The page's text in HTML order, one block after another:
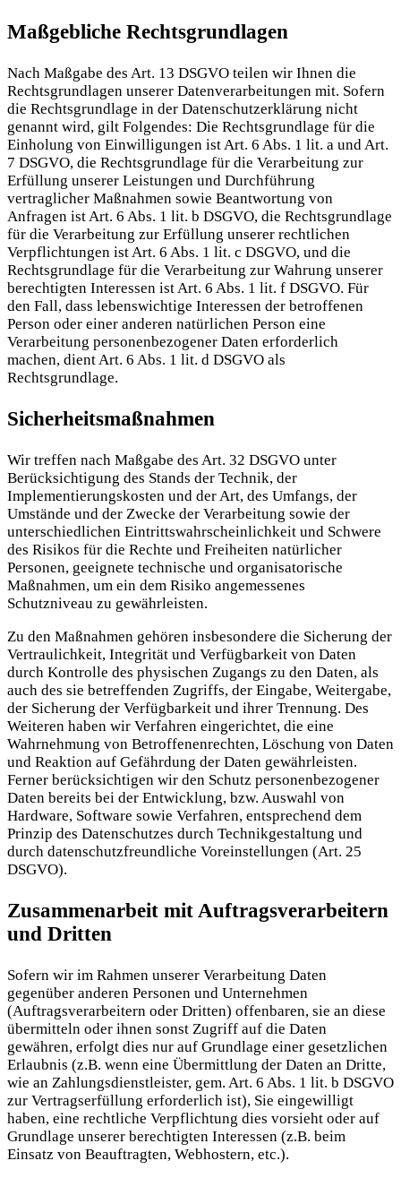
Maßgebliche Rechtsgrundlagen
Nach Maßgabe des Art. 13 DSGVO teilen wir Ihnen die
Rechtsgrundlagen unserer Datenverarbeitungen mit. Sofern
die Rechtsgrundlage in der Datenschutzerklärung nicht
genannt wird, gilt Folgendes: Die Rechtsgrundlage für die
Einholung von Einwilligungen ist Art. 6 Abs. 1 lit. a und Art.
7 DSGVO, die Rechtsgrundlage für die Verarbeitung zur
Erfüllung unserer Leistungen und Durchführung
vertraglicher Maßnahmen sowie Beantwortung von
Anfragen ist Art. 6 Abs. 1 lit. b DSGVO, die Rechtsgrundlage
für die Verarbeitung zur Erfüllung unserer rechtlichen
Verpflichtungen ist Art. 6 Abs. 1 lit. c DSGVO, und die
Rechtsgrundlage für die Verarbeitung zur Wahrung unserer
berechtigten Interessen ist Art. 6 Abs. 1 lit. f DSGVO. Für
den Fall, dass lebenswichtige Interessen der betroffenen
Person oder einer anderen natürlichen Person eine
Verarbeitung personenbezogener Daten erforderlich
machen, dient Art. 6 Abs. 1 lit. d DSGVO als
Rechtsgrundlage.
Sicherheitsmaßnahmen
Wir treffen nach Maßgabe des Art. 32 DSGVO unter
Berücksichtigung des Stands der Technik, der
Implementierungskosten und der Art, des Umfangs, der
Umstände und der Zwecke der Verarbeitung sowie der
unterschiedlichen Eintrittswahrscheinlichkeit und Schwere
des Risikos für die Rechte und Freiheiten natürlicher
Personen, geeignete technische und organisatorische
Maßnahmen, um ein dem Risiko angemessenes
Schutzniveau zu gewährleisten.
Zu den Maßnahmen gehören insbesondere die Sicherung der
Vertraulichkeit, Integrität und Verfügbarkeit von Daten
durch Kontrolle des physischen Zugangs zu den Daten, als
auch des sie betreffenden Zugriffs, der Eingabe, Weitergabe,
der Sicherung der Verfügbarkeit und ihrer Trennung. Des
Weiteren haben wir Verfahren eingerichtet, die eine
Wahrnehmung von Betroffenenrechten, Löschung von Daten
und Reaktion auf Gefährdung der Daten gewährleisten.
Ferner berücksichtigen wir den Schutz personenbezogener
Daten bereits bei der Entwicklung, bzw. Auswahl von
Hardware, Software sowie Verfahren, entsprechend dem
Prinzip des Datenschutzes durch Technikgestaltung und
durch datenschutzfreundliche Voreinstellungen (Art. 25
DSGVO).
Zusammenarbeit mit Auftragsverarbeitern
und Dritten
Sofern wir im Rahmen unserer Verarbeitung Daten
gegenüber anderen Personen und Unternehmen
(Auftragsverarbeitern oder Dritten) offenbaren, sie an diese
übermitteln oder ihnen sonst Zugriff auf die Daten
gewähren, erfolgt dies nur auf Grundlage einer gesetzlichen
Erlaubnis (z.B. wenn eine Übermittlung der Daten an Dritte,
wie an Zahlungsdienstleister, gem. Art. 6 Abs. 1 lit. b DSGVO
zur Vertragserfüllung erforderlich ist), Sie eingewilligt
haben, eine rechtliche Verpflichtung dies vorsieht oder auf
Grundlage unserer berechtigten Interessen (z.B. beim
Einsatz von Beauftragten, Webhostern, etc.).